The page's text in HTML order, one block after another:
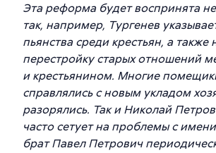
Эта реформа будет воспринята
так, например, Тургенев
пьянства среди крестьян, а также
перестройку старых отношений
и крестьянином. Многие
справлялись с новым укладом
разорялись. Так и Николай
часто сетует на проблемы с
брат Павел Петрович